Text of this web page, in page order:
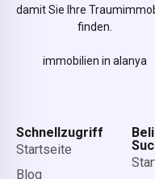
damit Sie Ihre
finden.
immobilien in alanya
Schnellzugriff
Startseite
Blog